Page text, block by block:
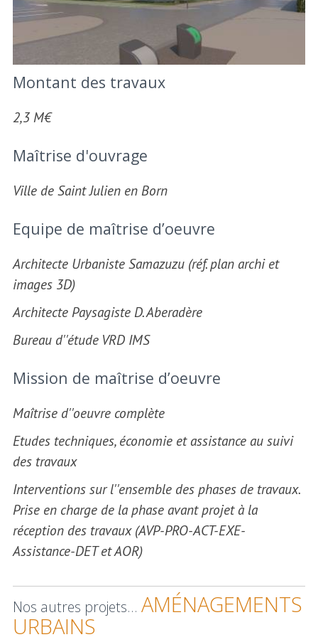
Montant des travaux
2,3 M€
Maîtrise d'ouvrage
Ville de Saint Julien en Born
Equipe de maîtrise d’oeuvre
Architecte Urbaniste Samazuzu (réf. plan archi et
images 3D)
Architecte Paysagiste D. Aberadère
Bureau d''étude VRD IMS
Mission de maîtrise d’oeuvre
Maîtrise d''oeuvre complète
Etudes techniques, économie et assistance au suivi
des travaux
Interventions sur l''ensemble des phases de travaux.
Prise en charge de la phase avant projet à la
réception des travaux (AVP-PRO-ACT-EXE-
Assistance-DET et AOR)
Nos autres projets... AMÉNAGEMENTS
URBAINS